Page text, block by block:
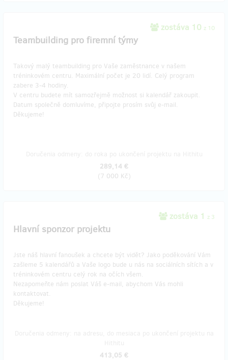
zostáva 10 z 10
Teambuilding pro firemní týmy
Takový malý teambuilding pro Vaše zaměstnance v našem
tréninkovém centru. Maximální počet je 20 lidí. Celý program
zabere 3-4 hodiny.
V centru budete mít samozřejmě možnost si kalendář zakoupit.
Datum společně domluvíme, připojte prosím svůj e-mail.
Děkujeme!
289,14 €
(7 000 Kč)
zostáva 1 z 3
Hlavní sponzor projektu
Jste náš hlavní fanoušek a chcete být vidět? Jako poděkování Vám
zašleme 5 kalendářů a Vaše logo bude u nás na sociálních sítích a v
tréninkovém centru celý rok na očích všem.
Nezapomeňte nám poslat Váš e-mail, abychom Vás mohli
kontaktovat.
Děkujeme!
413,05 €